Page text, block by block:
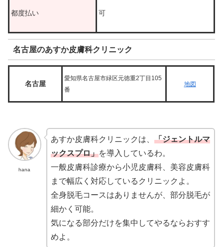
都度払い 可
名古屋のあすか皮膚科クリニック
名古屋
愛知県名古屋市緑区元徳重2丁目105
番
地図
hana
あすか皮膚科クリニックは、 「ジェントルマ
ックスプロ」を導入しているわ。
一般皮膚科診療から小児皮膚科、美容皮膚科
まで幅広く対応しているクリニックよ。
全身脱毛コースはありませんが、部分脱毛が
細かく可能。
気になる部分だけを集中してやるならおすす
めよ。